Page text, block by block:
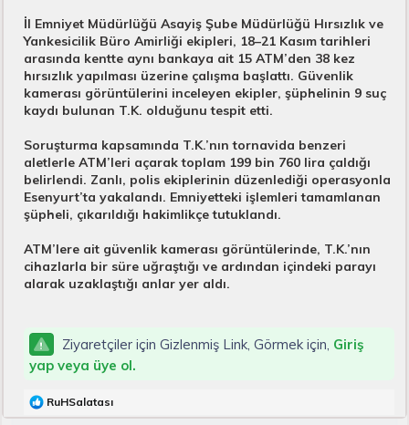
İl Emniyet Müdürlüğü Asayiş Şube Müdürlüğü Hırsızlık ve
Yankesicilik Büro Amirliği ekipleri, 18–21 Kasım tarihleri
arasında kentte aynı bankaya ait 15 ATM’den 38 kez
hırsızlık yapılması üzerine çalışma başlattı. Güvenlik
kamerası görüntülerini inceleyen ekipler, şüphelinin 9 suç
kaydı bulunan T.K. olduğunu tespit etti.
Soruşturma kapsamında T.K.’nın tornavida benzeri
aletlerle ATM’leri açarak toplam 199 bin 760 lira çaldığı
belirlendi. Zanlı, polis ekiplerinin düzenlediği operasyonla
Esenyurt’ta yakalandı. Emniyetteki işlemleri tamamlanan
şüpheli, çıkarıldığı hakimlikçe tutuklandı.
ATM’lere ait güvenlik kamerası görüntülerinde, T.K.’nın
cihazlarla bir süre uğraştığı ve ardından içindeki parayı
alarak uzaklaştığı anlar yer aldı.
Ziyaretçiler için Gizlenmiş Link, Görmek için, Giriş
yap veya üye ol.
T
e
RuHSalatası